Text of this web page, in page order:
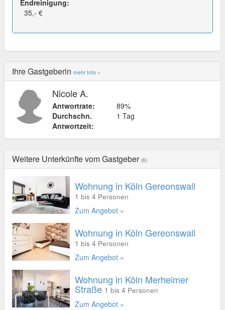
Endreinigung:
35,- €
Ihre Gastgeberin mehr Info »
Nicole A.
Antwortrate:
89%
Durchschn.
Antwortzeit:
1 Tag
Weitere Unterkünfte vom Gastgeber (6)
Wohnung in Köln Gereonswall
1 bis 4 Personen
Zum Angebot »
Wohnung in Köln Gereonswall
1 bis 4 Personen
Zum Angebot »
Wohnung in Köln Merheimer
Straße 1 bis 4 Personen
Zum Angebot »